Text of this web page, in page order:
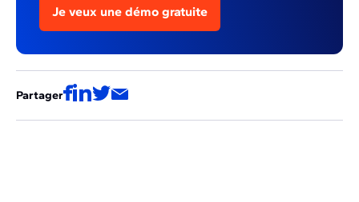
Je veux une démo gratuite
Partager